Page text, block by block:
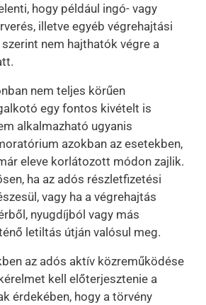
hogy például ingó- vagy
illetve egyéb végrehajtási
nem hajthatók végre a
nem teljes körűen
egy fontos kivételt is
alkalmazható ugyanis
azokban az esetekben,
eleve korlátozott módon zajlik.
ha az adós részletfizetési
vagy ha a végrehajtás
nyugdíjból vagy más
letiltás útján valósul meg.
az adós aktív közreműködése
kell előterjesztenie a
érdekében, hogy a törvény